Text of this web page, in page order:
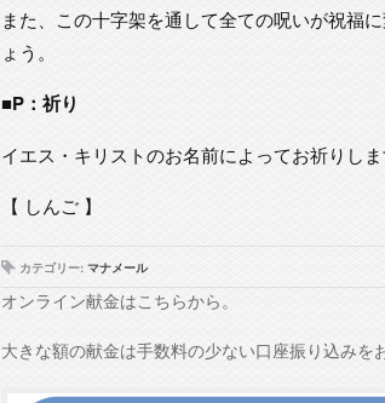
また、この十字架を通して全ての呪いが祝福
ょう。
■P：祈り
イエス・キリストのお名前によってお祈りしま
【 しんご 】
カテゴリー: マナメール
オンライン献金はこちらから。
大きな額の献金は手数料の少ない口座振り込みを